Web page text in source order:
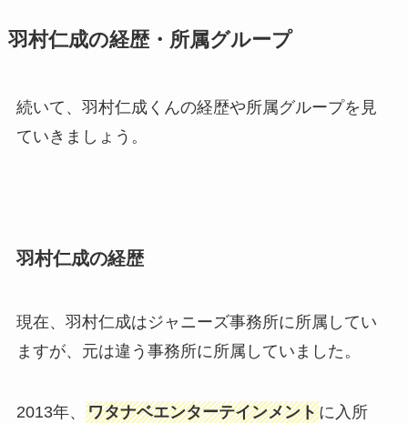
羽村仁成の経歴・所属グループ
続いて、羽村仁成くんの経歴や所属グループを見
ていきましょう。
羽村仁成の経歴
現在、羽村仁成はジャニーズ事務所に所属してい
ますが、元は違う事務所に所属していました。
2013年、 ワタナベエンターテインメントに入所